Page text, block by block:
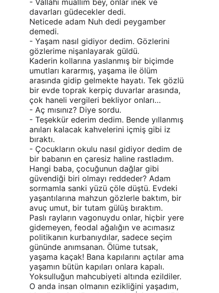
- Vallahi muallim bey, onlar inek ve
davarları güdecekler dedi.
Neticede adam Nuh dedi peygamber
demedi.
- Yaşam nasıl gidiyor dedim. Gözlerini
gözlerime nişanlayarak güldü.
Kaderin kollarına yaslanmış bir biçimde
umutları kararmış, yaşama ile ölüm
arasında gidip gelmekte hayatı. Tek gözlü
bir evde toprak kerpiç duvarlar arasında,
çok haneli vergileri bekliyor onları…
- Aç mısınız? Diye sordu.
- Teşekkür ederim dedim. Bende yıllanmış
anıları kalacak kahvelerini içmiş gibi iz
bıraktı.
- Çocukların okulu nasıl gidiyor dedim de
bir babanın en çaresiz haline rastladım.
Hangi baba, çocuğunun dağlar gibi
güvendiği biri olmayı reddeder? Adam
sormamla sanki yüzü çöle düştü. Evdeki
yaşantılarına mahzun gözlerle baktım, bir
avuç umut, bir tutam gülüş bıraktım.
Paslı rayların vagonuydu onlar, hiçbir yere
gidemeyen, feodal ağalığın ve acımasız
politikanın kurbanıydılar, sadece seçim
gününde anımsanan. Ölüme tutsak,
yaşama kaçak! Bana kapılarını açtılar ama
yaşamın bütün kapıları onlara kapalı.
Yoksulluğun mahcubiyeti altında ezildiler.
O anda insan olmanın ezikliğini yaşadım,